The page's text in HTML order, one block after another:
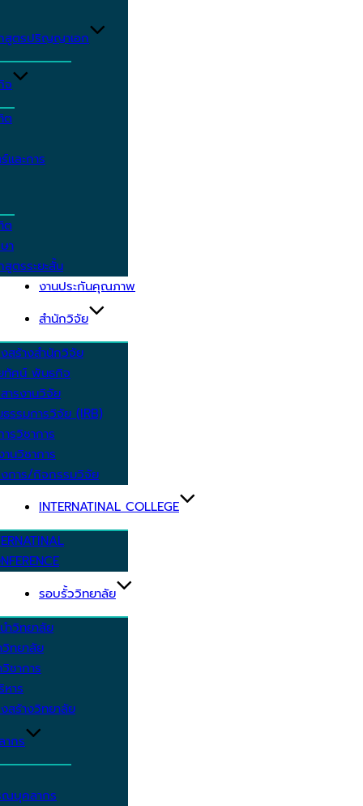
สูตรปริญญาเอก
จ
ต
ละการ
ต
า
ตรระยะสั้น
งานประกันคุณภาพ
สำนักวิจัย
สร้างสำนักวิจัย
ทัศน์ พันธกิจ
ารงานวิจัย
รรมการวิจัย (IRB)
รวิชาการ
นวิชาการ
งการ/กิจกรรมวิจัย
INTERNATINAL COLLEGE
รอบรั้ววิทยาลัย
ำวิทยาลัย
ทยาลัย
ชาการ
าร
สร้างวิทยาลัย
กร
ณบุคลากร